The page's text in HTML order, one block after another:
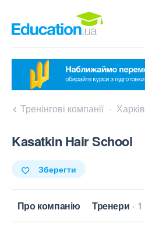
Тренінгові компанії Харків
Kasatkin Hair School
Зберегти
Про компанію Тренери 1